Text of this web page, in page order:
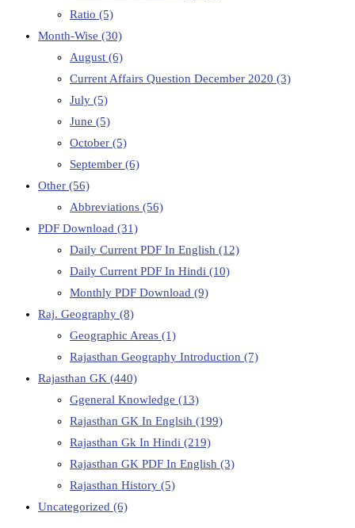
Ratio (5)
Month-Wise (30)
August (6)
Current Affairs Question December 2020 (3)
July (5)
June (5)
October (5)
September (6)
Other (56)
Abbreviations (56)
PDF Download (31)
Daily Current PDF In English (12)
Daily Current PDF In Hindi (10)
Monthly PDF Download (9)
Raj. Geography (8)
Geographic Areas (1)
Rajasthan Geography Introduction (7)
Rajasthan GK (440)
Ggeneral Knowledge (13)
Rajasthan GK In Englsih (199)
Rajasthan Gk In Hindi (219)
Rajasthan GK PDF In English (3)
Rajasthan History (5)
Uncategorized (6)